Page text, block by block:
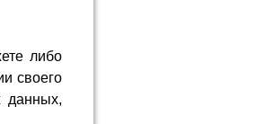
либо
своего
данных,